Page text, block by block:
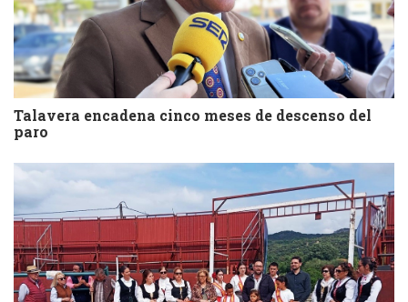
Talavera encadena cinco meses de descenso del
paro